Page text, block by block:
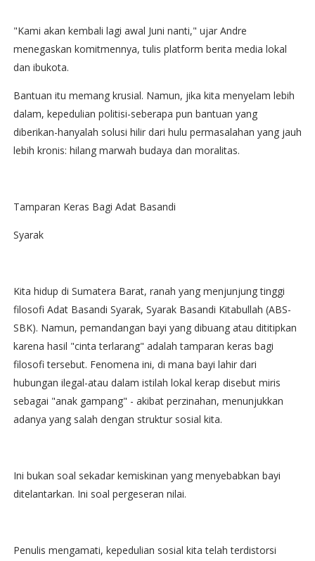
"Kami akan kembali lagi awal Juni nanti," ujar Andre
menegaskan komitmennya, tulis platform berita media lokal
dan ibukota.
Bantuan itu memang krusial. Namun, jika kita menyelam lebih
dalam, kepedulian politisi-seberapa pun bantuan yang
diberikan-hanyalah solusi hilir dari hulu permasalahan yang jauh
lebih kronis: hilang marwah budaya dan moralitas.
Tamparan Keras Bagi Adat Basandi
Syarak
Kita hidup di Sumatera Barat, ranah yang menjunjung tinggi
filosofi Adat Basandi Syarak, Syarak Basandi Kitabullah (ABS-
SBK). Namun, pemandangan bayi yang dibuang atau dititipkan
karena hasil "cinta terlarang" adalah tamparan keras bagi
filosofi tersebut. Fenomena ini, di mana bayi lahir dari
hubungan ilegal-atau dalam istilah lokal kerap disebut miris
sebagai "anak gampang" - akibat perzinahan, menunjukkan
adanya yang salah dengan struktur sosial kita.
Ini bukan soal sekadar kemiskinan yang menyebabkan bayi
ditelantarkan. Ini soal pergeseran nilai.
Penulis mengamati, kepedulian sosial kita telah terdistorsi